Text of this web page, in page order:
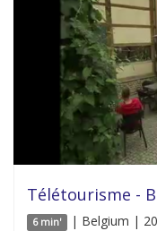
Télétourisme -
6 min' | Belgium |